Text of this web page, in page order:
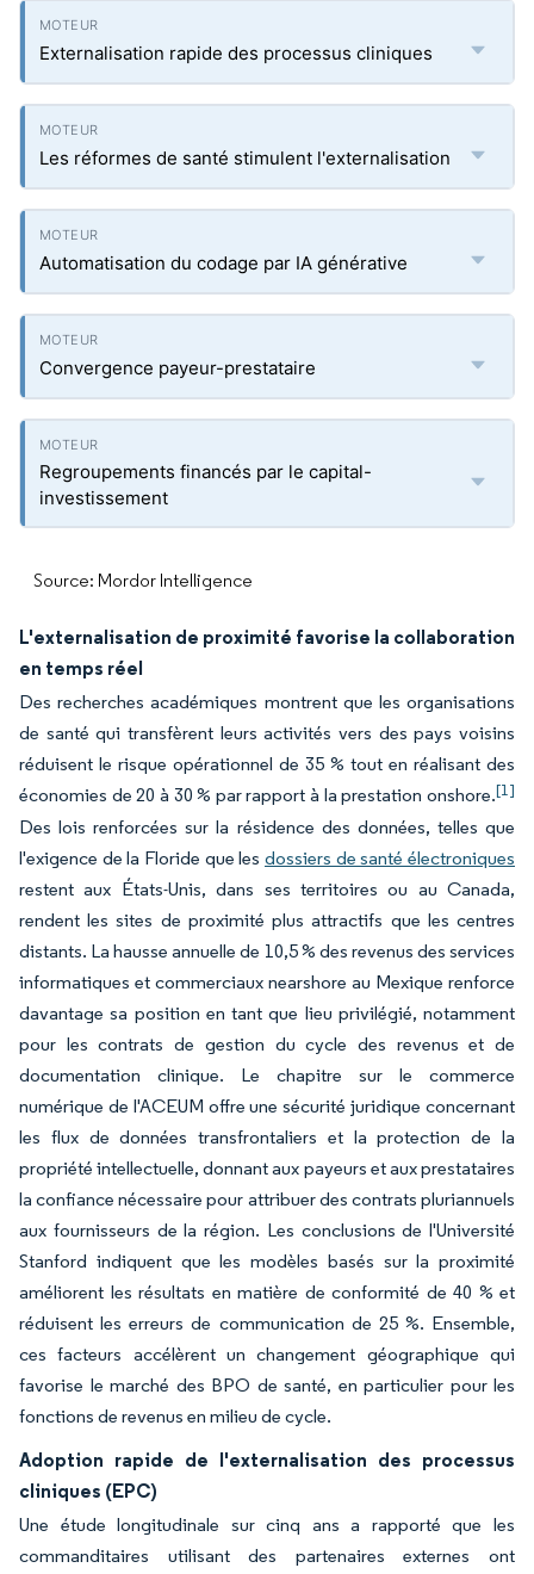
Externalisation rapide des processus cliniques
Les réformes de santé stimulent l'externalisation
Automatisation du codage par IA générative
Convergence payeur-prestataire
Regroupements financés par le capital-
investissement
Source: Mordor Intelligence
L'externalisation de proximité favorise la collaboration
en temps réel
Des recherches académiques montrent que les organisations
de santé qui transfèrent leurs activités vers des pays voisins
réduisent le risque opérationnel de 35 % tout en réalisant des
économies de 20 à 30 % par rapport à la prestation onshore.[1]
Des lois renforcées sur la résidence des données, telles que
l'exigence de la Floride que les dossiers de santé électroniques
restent aux États-Unis, dans ses territoires ou au Canada,
rendent les sites de proximité plus attractifs que les centres
distants. La hausse annuelle de 10,5 % des revenus des services
informatiques et commerciaux nearshore au Mexique renforce
davantage sa position en tant que lieu privilégié, notamment
pour les contrats de gestion du cycle des revenus et de
documentation clinique. Le chapitre sur le commerce
numérique de l'ACEUM offre une sécurité juridique concernant
les flux de données transfrontaliers et la protection de la
propriété intellectuelle, donnant aux payeurs et aux prestataires
la confiance nécessaire pour attribuer des contrats pluriannuels
aux fournisseurs de la région. Les conclusions de l'Université
Stanford indiquent que les modèles basés sur la proximité
améliorent les résultats en matière de conformité de 40 % et
réduisent les erreurs de communication de 25 %. Ensemble,
ces facteurs accélèrent un changement géographique qui
favorise le marché des BPO de santé, en particulier pour les
fonctions de revenus en milieu de cycle.
Adoption rapide de l'externalisation des processus
cliniques (EPC)
Une étude longitudinale sur cinq ans a rapporté que les
commanditaires utilisant des partenaires externes ont